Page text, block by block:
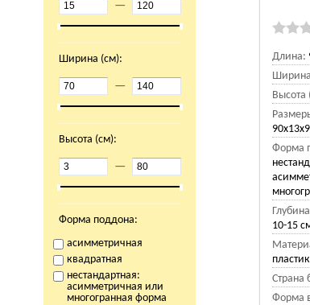
—
Ширина (см):
—
Высота (см):
—
Форма поддона:
асимметричная
квадратная
нестандартная:
асимметричная или
многогранная форма
Длина:
Высота
Форма
10-15
пластик
Страна
Форма